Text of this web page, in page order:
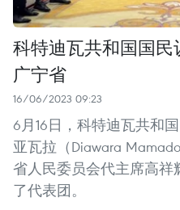
科特迪瓦共和国国
广宁省
16/06/2023 09:23
6月16日，科特迪瓦共和
亚瓦拉（Diawara
省人民委员会代主席高
了代表团。